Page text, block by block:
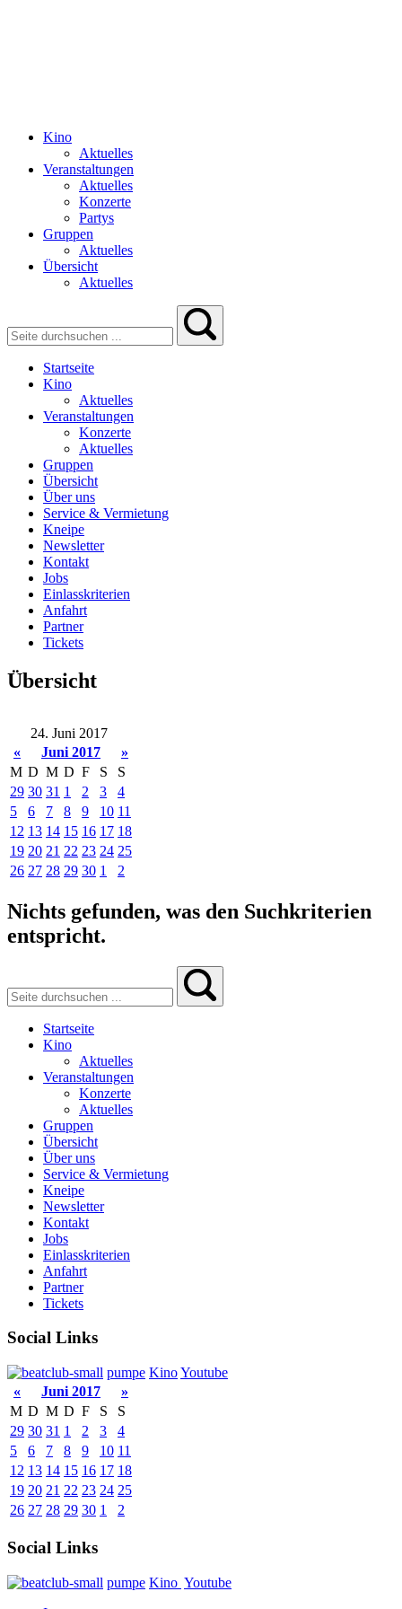
Kino
Aktuelles
Veranstaltungen
Aktuelles
Konzerte
Partys
Gruppen
Aktuelles
Übersicht
Aktuelles
Startseite
Kino
Aktuelles
Veranstaltungen
Konzerte
Aktuelles
Gruppen
Übersicht
Über uns
Service & Vermietung
Kneipe
Newsletter
Kontakt
Jobs
Einlasskriterien
Anfahrt
Partner
Tickets
Übersicht
24. Juni 2017
«
Juni 2017
»
M D M D F S
S
29 30 31 1 2 3
4
5
6 7 8 9 10 11
12 13 14 15 16 17 18
19 20 21 22 23 24 25
26 27 28 29 30 1 2
Nichts gefunden, was den Suchkriterien
entspricht.
Startseite
Kino
Aktuelles
Veranstaltungen
Konzerte
Aktuelles
Gruppen
Übersicht
Über uns
Service & Vermietung
Kneipe
Newsletter
Kontakt
Jobs
Einlasskriterien
Anfahrt
Partner
Tickets
Social Links
pumpe KinoYoutube
«
Juni 2017
»
M D M D F S
S
29 30 31 1 2 3
4
5
6 7 8 9 10 11
12 13 14 15 16 17 18
19 20 21 22 23 24 25
26 27 28 29 30 1 2
Social Links
pumpe Kino Youtube